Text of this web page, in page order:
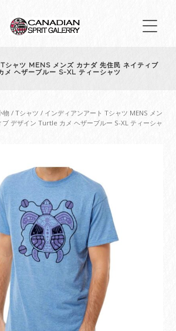
シャツ MENS メンズ カナダ 先住民 ネイティブ
メ ヘザーブルー S-XL ティーシャツ
物 /Tシャツ / インディアンアート Tシャツ MENS メン
ブ デザイン Turtle カメ ヘザーブルー S-XL ティーシャ